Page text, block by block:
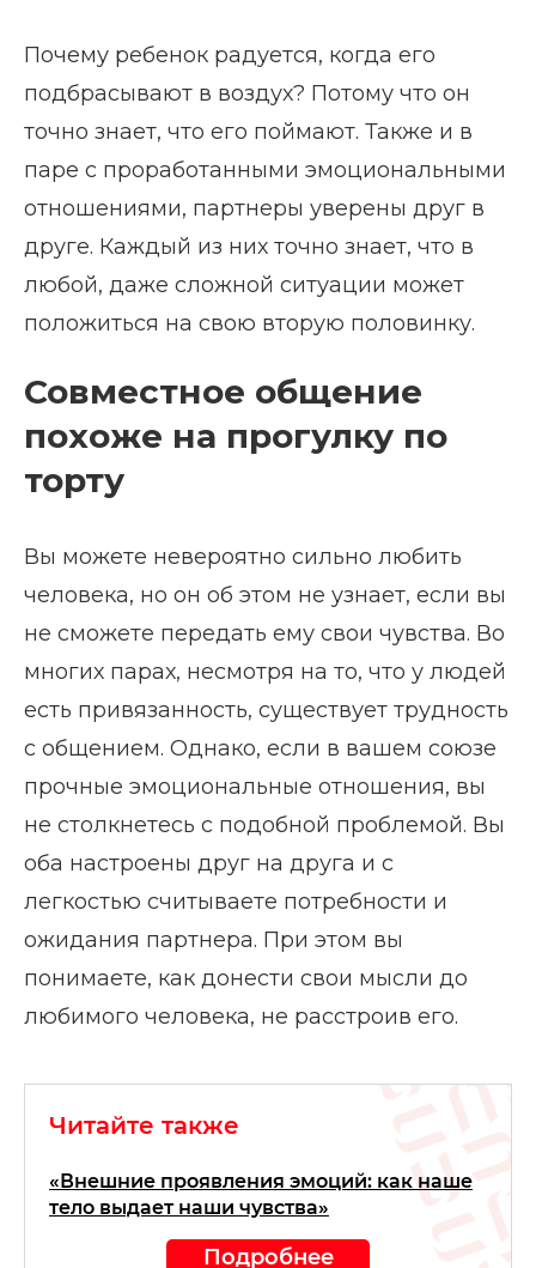
Почему ребенок радуется, когда его
подбрасывают в воздух? Потому что он
точно знает, что его поймают. Также и в
паре с проработанными эмоциональными
отношениями, партнеры уверены друг в
друге. Каждый из них точно знает, что в
любой, даже сложной ситуации может
положиться на свою вторую половинку.
Совместное общение
похоже на прогулку по
торту
Вы можете невероятно сильно любить
человека, но он об этом не узнает, если вы
не сможете передать ему свои чувства. Во
многих парах, несмотря на то, что у людей
есть привязанность, существует трудность
с общением. Однако, если в вашем союзе
прочные эмоциональные отношения, вы
не столкнетесь с подобной проблемой. Вы
оба настроены друг на друга и с
легкостью считываете потребности и
ожидания партнера. При этом вы
понимаете, как донести свои мысли до
любимого человека, не расстроив его.
Читайте также
«Внешние проявления эмоций: как наше
тело выдает наши чувства»
Подробнее